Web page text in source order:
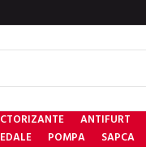
ANTIFURT
POMPA SAPCA